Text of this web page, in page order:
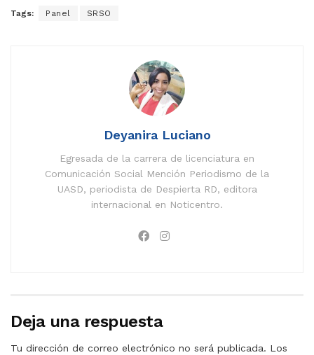
Tags: Panel SRSO
Deyanira Luciano
Egresada de la carrera de licenciatura en
Comunicación Social Mención Periodismo de la
UASD, periodista de Despierta RD, editora
internacional en Noticentro.
Deja una respuesta
Tu dirección de correo electrónico no será publicada. Los